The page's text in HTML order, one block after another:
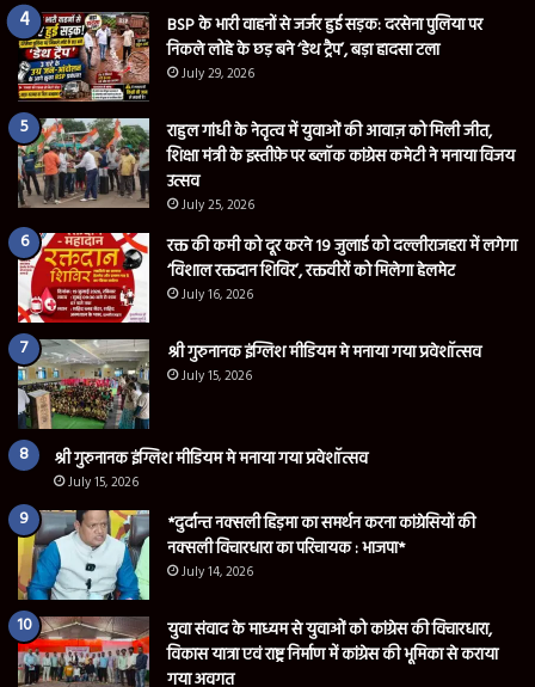
BSP के भारी वाहनों से जर्जर हुई सड़क: दरसेना पुलिया पर
निकले लोहे के छड़ बने ‘डेथ ट्रैप’, बड़ा हादसा टला
July 29, 2026
राहुल गांधी के नेतृत्व में युवाओं की आवाज़ को मिली जीत,
शिक्षा मंत्री के इस्तीफ़े पर ब्लॉक कांग्रेस कमेटी ने मनाया विजय
उत्सव
July 25, 2026
रक्त की कमी को दूर करने 19 जुलाई को दल्लीराजहरा में लगेगा
‘विशाल रक्तदान शिविर’, रक्तवीरों को मिलेगा हेलमेट
July 16, 2026
श्री गुरुनानक इंग्लिश मीडियम मे मनाया गया प्रवेशॉत्सव
July 15, 2026
श्री गुरुनानक इंग्लिश मीडियम मे मनाया गया प्रवेशॉत्सव
July 15, 2026
*दुर्दान्त नक्सली हिड़मा का समर्थन करना कांग्रेसियों की
नक्सली विचारधारा का परिचायक : भाजपा*
July 14, 2026
युवा संवाद के माध्यम से युवाओं को कांग्रेस की विचारधारा,
विकास यात्रा एवं राष्ट्र निर्माण में कांग्रेस की भूमिका से कराया
गया अवगत